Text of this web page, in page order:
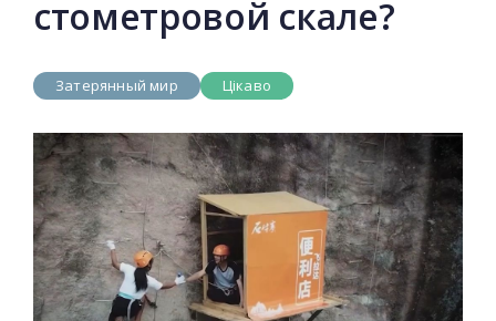
стометровой скале?
Затерянный мир Цікаво